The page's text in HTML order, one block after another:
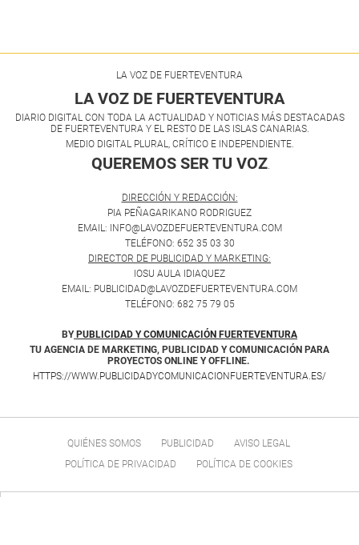
LA VOZ DE FUERTEVENTURA
LA VOZ DE FUERTEVENTURA
DIARIO DIGITAL CON TODA LA ACTUALIDAD Y NOTICIAS MÁS DESTACADAS
DE FUERTEVENTURA Y EL RESTO DE LAS ISLAS CANARIAS.
MEDIO DIGITAL PLURAL, CRÍTICO E INDEPENDIENTE.
QUEREMOS SER TU VOZ.
DIRECCIÓN Y REDACCIÓN:
PIA PEÑAGARIKANO RODRIGUEZ
EMAIL: INFO@LAVOZDEFUERTEVENTURA.COM
TELÉFONO: 652 35 03 30
DIRECTOR DE PUBLICIDAD Y MARKETING:
IOSU AULA IDIAQUEZ
EMAIL: PUBLICIDAD@LAVOZDEFUERTEVENTURA.COM
TELÉFONO: 682 75 79 05
BY PUBLICIDAD Y COMUNICACIÓN FUERTEVENTURA
TU AGENCIA DE MARKETING, PUBLICIDAD Y COMUNICACIÓN PARA
PROYECTOS ONLINE Y OFFLINE.
HTTPS://WWW.PUBLICIDADYCOMUNICACIONFUERTEVENTURA.ES/
QUIÉNES SOMOS PUBLICIDAD
AVISO LEGAL
POLÍTICA DE PRIVACIDAD
POLÍTICA DE COOKIES